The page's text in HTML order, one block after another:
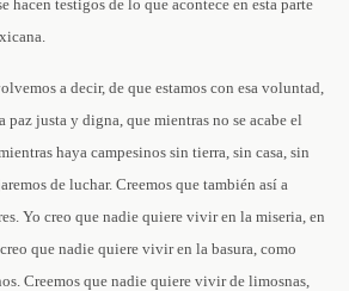
hacen testigos de lo que acontece en esta parte
a decir, de que estamos con esa voluntad,
paz justa y digna, que mientras no se acabe el
haya campesinos sin tierra, sin casa, sin
de luchar. Creemos que también así a
Yo creo que nadie quiere vivir en la miseria, en
que nadie quiere vivir en la basura, como
Creemos que nadie quiere vivir de limosnas,